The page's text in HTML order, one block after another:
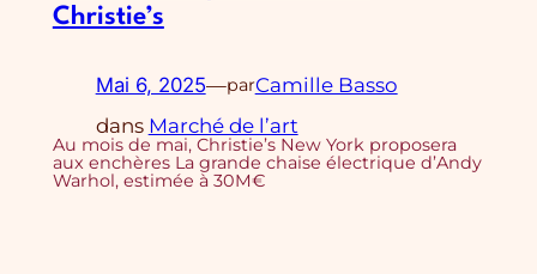
Christie’s
Mai 6, 2025—parCamille Basso
dans Marché de l’art
Au mois de mai, Christie’s New York proposera
aux enchères La grande chaise électrique d’Andy
Warhol, estimée à 30M€